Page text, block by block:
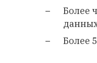
Более
Более